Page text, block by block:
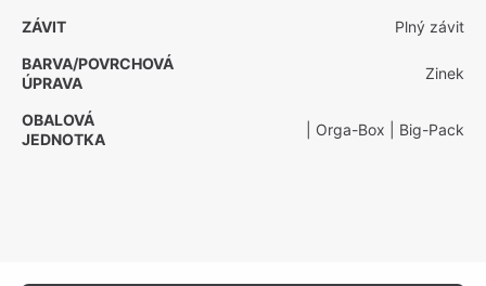
ZÁVIT
Plný závit
BARVA/POVRCHOVÁ
ÚPRAVA
Zinek
OBALOVÁ
JEDNOTKA
| Orga-Box | Big-Pack